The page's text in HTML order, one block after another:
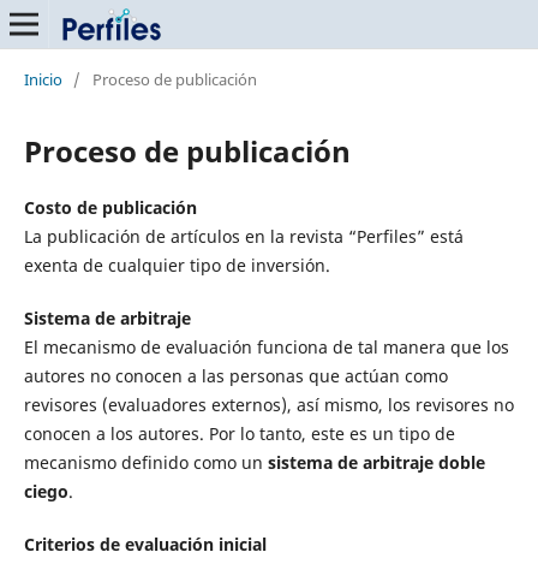
Inicio / Proceso de publicación
Proceso de publicación
Costo de publicación
La publicación de artículos en la revista “Perfiles” está
exenta de cualquier tipo de inversión.
Sistema de arbitraje
El mecanismo de evaluación funciona de tal manera que los
autores no conocen a las personas que actúan como
revisores (evaluadores externos), así mismo, los revisores no
conocen a los autores. Por lo tanto, este es un tipo de
mecanismo definido como un sistema de arbitraje doble
ciego.
Criterios de evaluación inicial